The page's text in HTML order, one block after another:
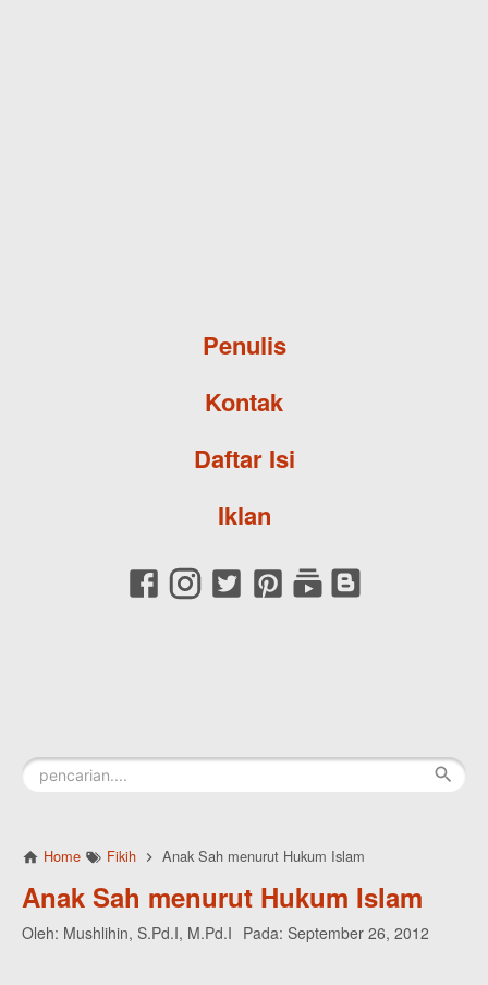
Penulis
Kontak
Daftar Isi
Iklan
Home Fikih Anak Sah menurut Hukum Islam
Anak Sah menurut Hukum Islam
Oleh: Mushlihin, S.Pd.I, M.Pd.I Pada: September 26, 2012